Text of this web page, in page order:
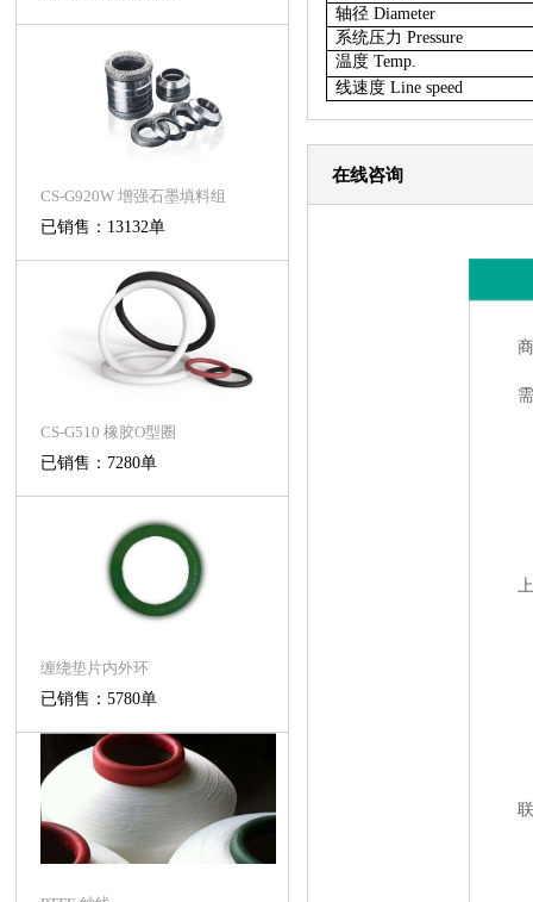
CS-G920W 增强石墨填料组
已销售：13132单
CS-G510 橡胶O型圈
已销售：7280单
缠绕垫片内外环
已销售：5780单
轴径Diameter
系统压力Pressure
温度Temp.
线速度Line speed
在线咨询